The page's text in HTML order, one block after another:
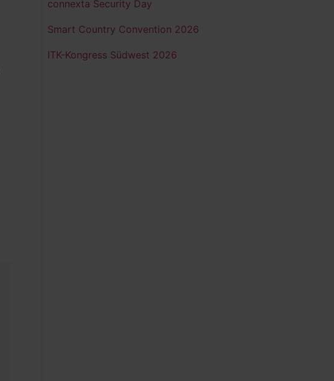
connexta Security Day
Smart Country Convention 2026
ITK-Kongress Südwest 2026